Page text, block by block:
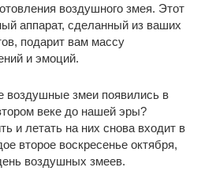
воздушного змея. Этот
аппарат, сделанный из ваших
подарит вам массу
и эмоций.
воздушные змеи появились в
веке до нашей эры?
и летать на них снова входит в
второе воскресенье октября,
воздушных змеев.